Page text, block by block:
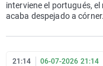
interviene el portugués,
acaba despejado a córner.
21:14 06-07-2026 21:14